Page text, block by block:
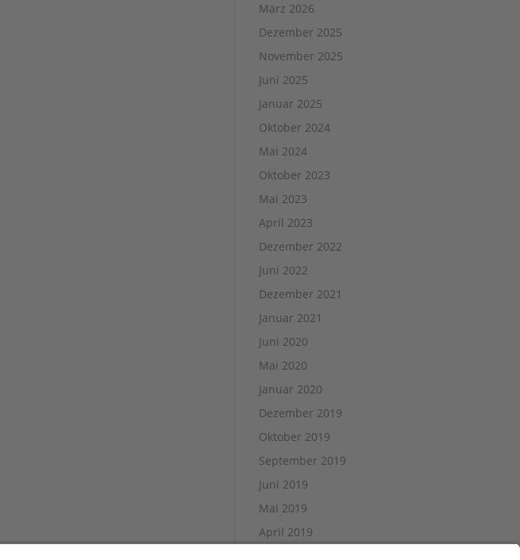
März 2026
Dezember 2025
November 2025
Juni 2025
Januar 2025
Oktober 2024
Mai 2024
Oktober 2023
Mai 2023
April 2023
Dezember 2022
Juni 2022
Dezember 2021
Januar 2021
Juni 2020
Mai 2020
Januar 2020
Dezember 2019
Oktober 2019
September 2019
Juni 2019
Mai 2019
April 2019